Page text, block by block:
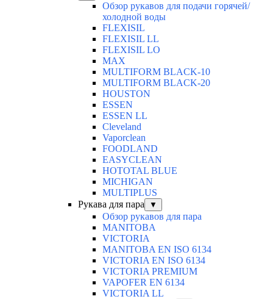
Обзор рукавов для подачи горячей/
холодной воды
FLEXISIL
FLEXISIL LL
FLEXISIL LO
MAX
MULTIFORM BLACK-10
MULTIFORM BLACK-20
HOUSTON
ESSEN
ESSEN LL
Cleveland
Vaporclean
FOODLAND
EASYCLEAN
HOTOTAL BLUE
MICHIGAN
MULTIPLUS
Рукава для пара
▼
Обзор рукавов для пара
MANITOBA
VICTORIA
MANITOBA EN ISO 6134
VICTORIA EN ISO 6134
VICTORIA PREMIUM
VAPOFER EN 6134
VICTORIA LL